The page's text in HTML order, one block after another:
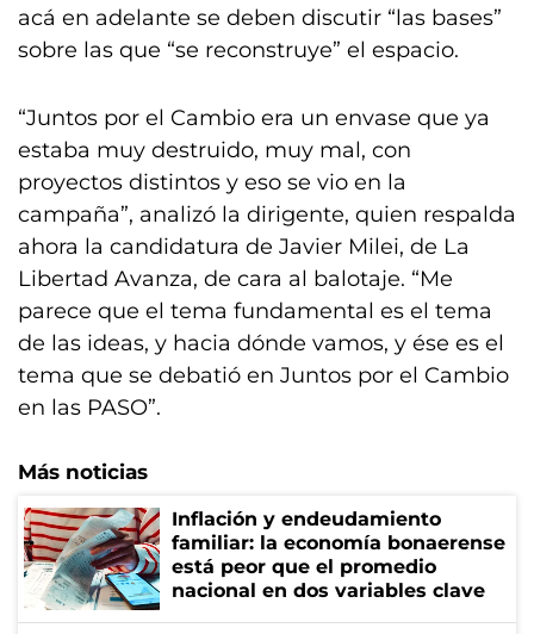
acá en adelante se deben discutir “las bases”
sobre las que “se reconstruye” el espacio.
“Juntos por el Cambio era un envase que ya
estaba muy destruido, muy mal, con
proyectos distintos y eso se vio en la
campaña”, analizó la dirigente, quien respalda
ahora la candidatura de Javier Milei, de La
Libertad Avanza, de cara al balotaje. “Me
parece que el tema fundamental es el tema
de las ideas, y hacia dónde vamos, y ése es el
tema que se debatió en Juntos por el Cambio
en las PASO”.
Más noticias
Inflación y endeudamiento
familiar: la economía bonaerense
está peor que el promedio
nacional en dos variables clave